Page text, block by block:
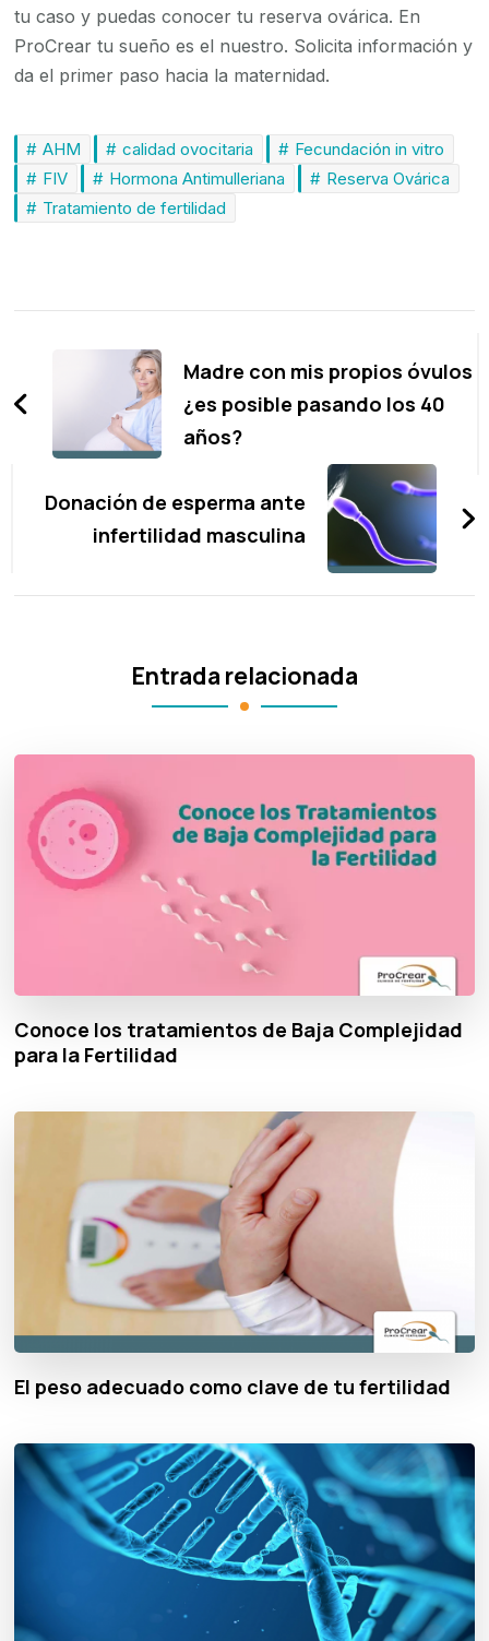
tu caso y puedas conocer tu reserva ovárica. En
ProCrear tu sueño es el nuestro. Solicita información y
da el primer paso hacia la maternidad.
AHM calidad ovocitaria
Fecundación in vitro
FIV
Hormona Antimulleriana
Reserva Ovárica
Tratamiento de fertilidad
entradas
Madre con mis propios óvulos
¿es posible pasando los 40
años?
Donación de esperma ante
infertilidad masculina
Entrada relacionada
Conoce los tratamientos de Baja Complejidad
para la Fertilidad
El peso adecuado como clave de tu fertilidad